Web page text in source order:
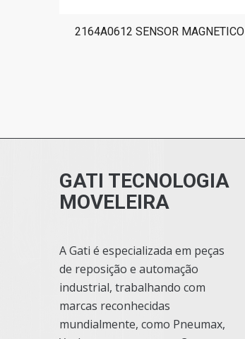
2164A0612 SENSOR MAGNETICO
GATI TECNOLOGIA
MOVELEIRA
A Gati é especializada em peças
de reposição e automação
industrial, trabalhando com
marcas reconhecidas
mundialmente, como Pneumax,